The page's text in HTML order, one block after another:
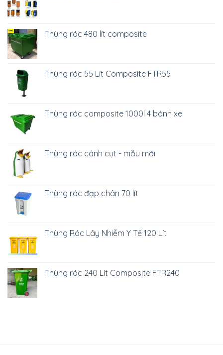
Thùng rác 480 lít composite
Thùng rác 55 Lít Composite FTR55
Thùng rác composite 1000l 4 bánh xe
Thùng rác cánh cụt - mẫu mới
Thùng rác đạp chân 70 lít
Thùng Rác Lây Nhiễm Y Tế 120 Lít
Thùng rác 240 Lít Composite FTR240